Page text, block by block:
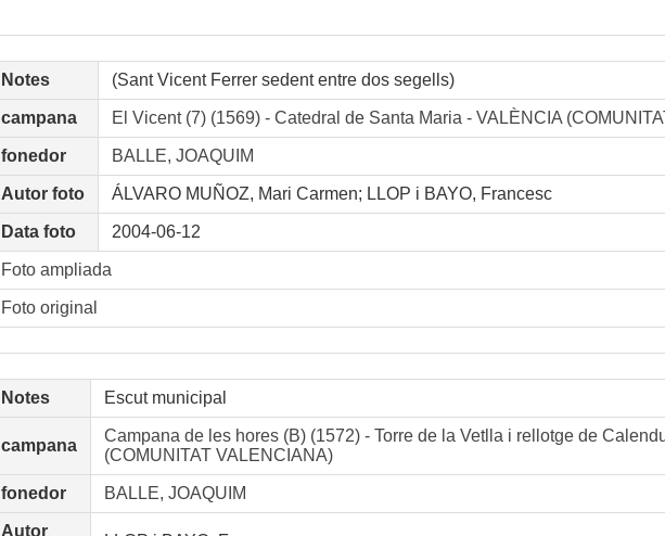
Notes (Sant Vicent Ferrer sedent entre dos segells)
campana El Vicent (7) (1569) - Catedral de Santa Maria - VALÈNCIA
fonedor BALLE, JOAQUIM
Autor foto ÁLVARO MUÑOZ, Mari Carmen; LLOP i BAYO, Francesc
Data foto 2004-06-12
Foto ampliada
Foto original
Notes Escut municipal
campana
Campana de les hores (B) (1572) - Torre de la Vetlla i rellotge de
(COMUNITAT VALENCIANA)
fonedor BALLE, JOAQUIM
Autor